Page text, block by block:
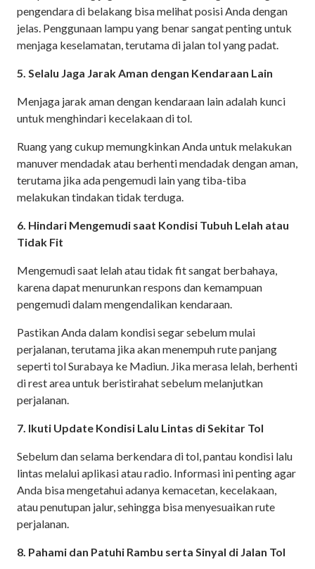
pengendara di belakang bisa melihat posisi Anda dengan
jelas. Penggunaan lampu yang benar sangat penting untuk
menjaga keselamatan, terutama di jalan tol yang padat.
5. Selalu Jaga Jarak Aman dengan Kendaraan Lain
Menjaga jarak aman dengan kendaraan lain adalah kunci
untuk menghindari kecelakaan di tol.
Ruang yang cukup memungkinkan Anda untuk melakukan
manuver mendadak atau berhenti mendadak dengan aman,
terutama jika ada pengemudi lain yang tiba-tiba
melakukan tindakan tidak terduga.
6. Hindari Mengemudi saat Kondisi Tubuh Lelah atau
Tidak Fit
Mengemudi saat lelah atau tidak fit sangat berbahaya,
karena dapat menurunkan respons dan kemampuan
pengemudi dalam mengendalikan kendaraan.
Pastikan Anda dalam kondisi segar sebelum mulai
perjalanan, terutama jika akan menempuh rute panjang
seperti tol Surabaya ke Madiun. Jika merasa lelah, berhenti
di rest area untuk beristirahat sebelum melanjutkan
perjalanan.
7. Ikuti Update Kondisi Lalu Lintas di Sekitar Tol
Sebelum dan selama berkendara di tol, pantau kondisi lalu
lintas melalui aplikasi atau radio. Informasi ini penting agar
Anda bisa mengetahui adanya kemacetan, kecelakaan,
atau penutupan jalur, sehingga bisa menyesuaikan rute
perjalanan.
8. Pahami dan Patuhi Rambu serta Sinyal di Jalan Tol